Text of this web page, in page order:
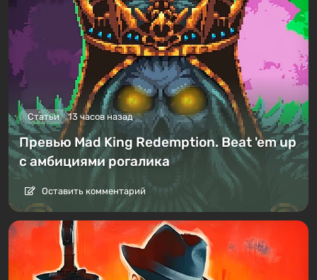
Статьи 13 часов назад
Превью Mad King Redemption. Beat 'em up
с амбициями рогалика
Оставить комментарий